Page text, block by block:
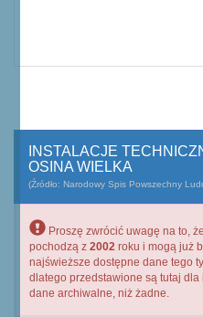
INSTALACJE
OSINA WIELKA
(Źródło: Narodowy Spis Powszechny
Proszę zwrócić uwagę na to,
pochodzą z 2002 roku i mogą już
najświeższe dostępne dane tego
dlatego przedstawione są tutaj
dane archiwalne, niż żadne.